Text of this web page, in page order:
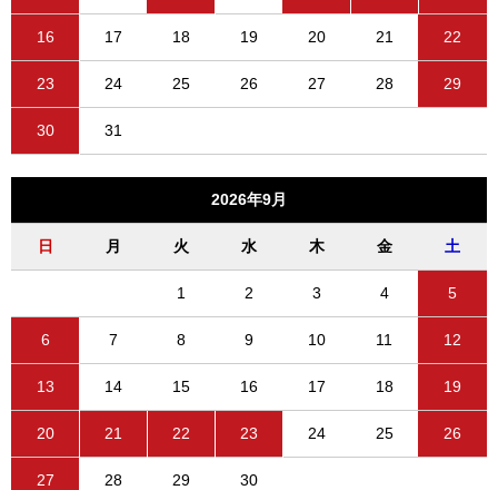
16 17 18 19 20 21 22
23 24 25 26 27 28 29
30 31
2026年9月
日 月 火 水 木 金 土
1 2 3 4 5
6 7 8 9 10 11 12
13 14 15 16 17 18 19
20 21 22 23 24 25 26
27 28 29 30